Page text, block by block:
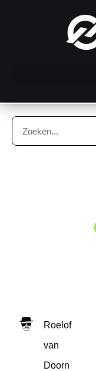
Roelof
van
Doorn